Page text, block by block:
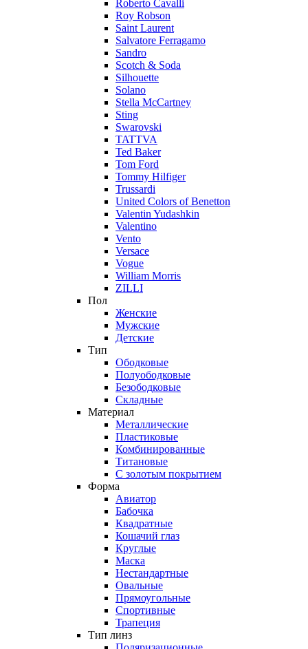
Roberto Cavalli
Roy Robson
Saint Laurent
Salvatore Ferragamo
Sandro
Scotch & Soda
Silhouette
Solano
Stella McCartney
Sting
Swarovski
TATTVA
Ted Baker
Tom Ford
Tommy Hilfiger
Trussardi
United Colors of Benetton
Valentin Yudashkin
Valentino
Vento
Versace
Vogue
William Morris
ZILLI
Пол
Женские
Мужские
Детские
Тип
Ободковые
Полуободковые
Безободковые
Складные
Материал
Металлические
Пластиковые
Комбинированные
Титановые
С золотым покрытием
Форма
Авиатор
Бабочка
Квадратные
Кошачий глаз
Круглые
Маска
Нестандартные
Овальные
Прямоугольные
Спортивные
Трапеция
Тип линз